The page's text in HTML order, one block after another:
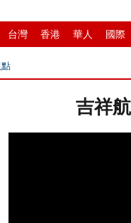
台灣 香港 華人 國際
成渝
點
吉祥